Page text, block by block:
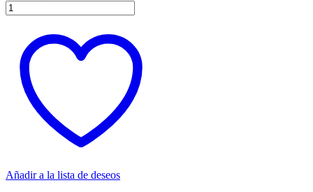
Añadir a la lista de deseos